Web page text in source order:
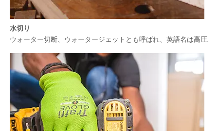
ウォーター切断、ウォータージェットとも呼ばれ、英語名は高圧